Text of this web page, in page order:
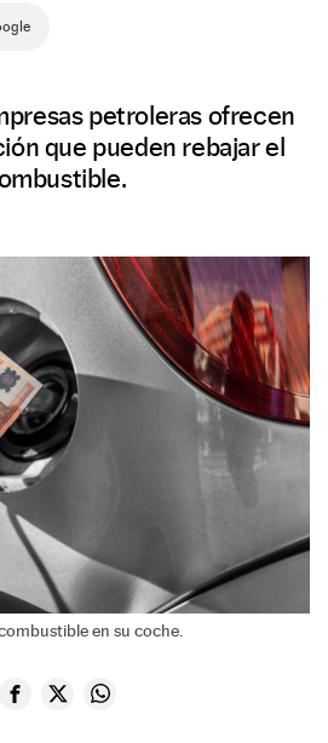
petroleras ofrecen
que pueden rebajar el
en su coche.